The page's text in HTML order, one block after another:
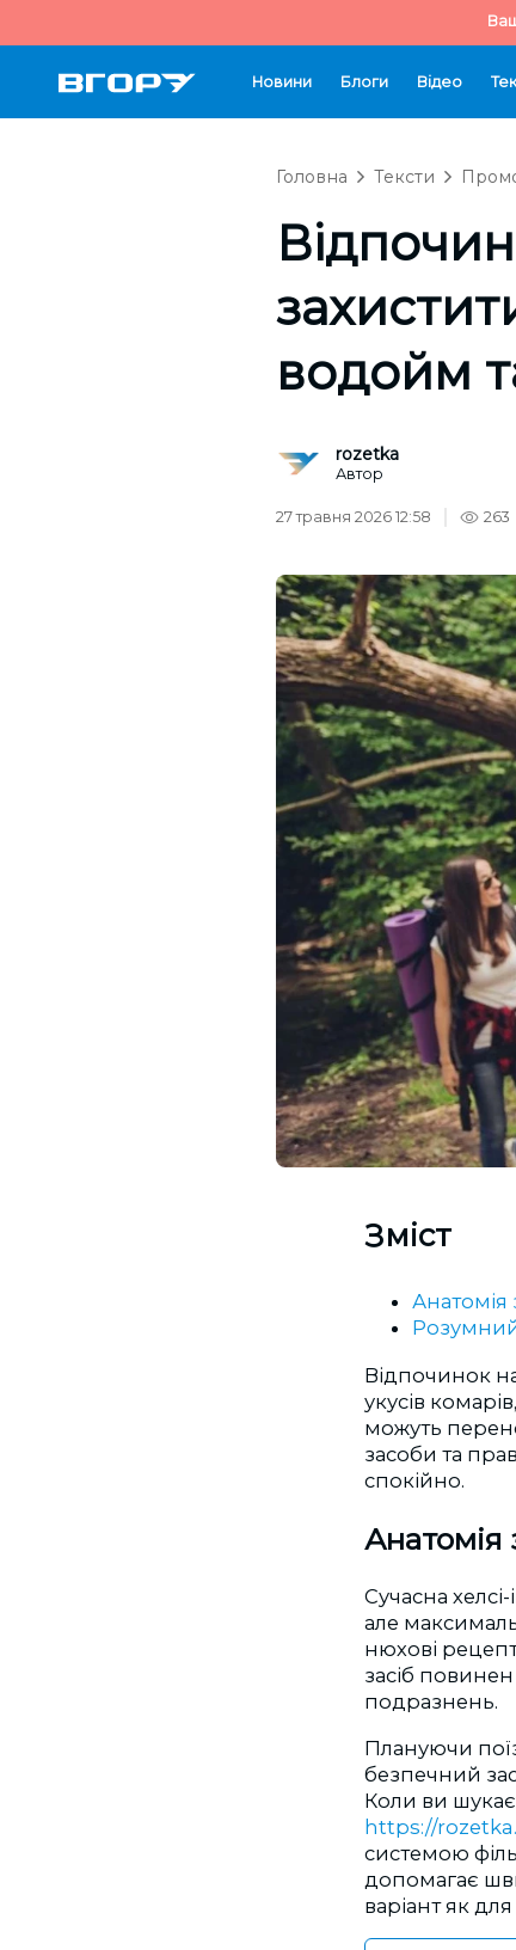
Новини Блоги Відео
Головна Тексти
водойм
rozetka
Автор
27 травня 2026 12:58 263
Зміст
Анатомія
Відпочинок
укусів
можуть
засоби та
спокійно.
Анатомія
Сучасна
але
нюхові
засіб
подразнень.
Плануючи
безпечний
Коли ви
https://
системою
допомагає
варіант як